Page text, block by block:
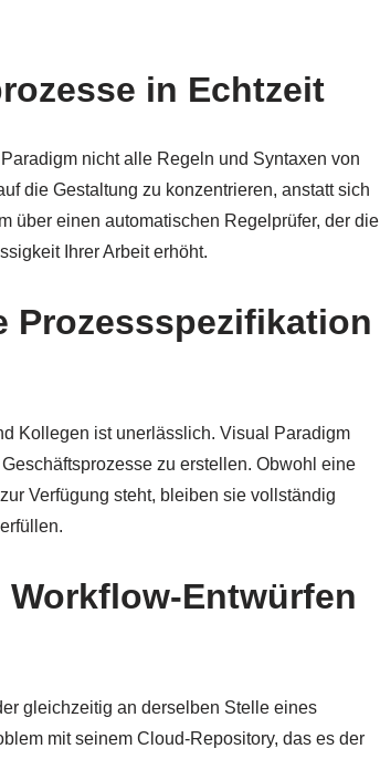
in Echtzeit
nicht alle Regeln und Syntaxen von
die Gestaltung zu konzentrieren, anstatt sich
über einen automatischen Regelprüfer, der die
Ihrer Arbeit erhöht.
Prozessspezifikation
Kollegen ist unerlässlich. Visual Paradigm
zu erstellen. Obwohl eine
Verfügung steht, bleiben sie vollständig
Entwürfen
gleichzeitig an derselben Stelle eines
mit seinem Cloud-Repository, das es der